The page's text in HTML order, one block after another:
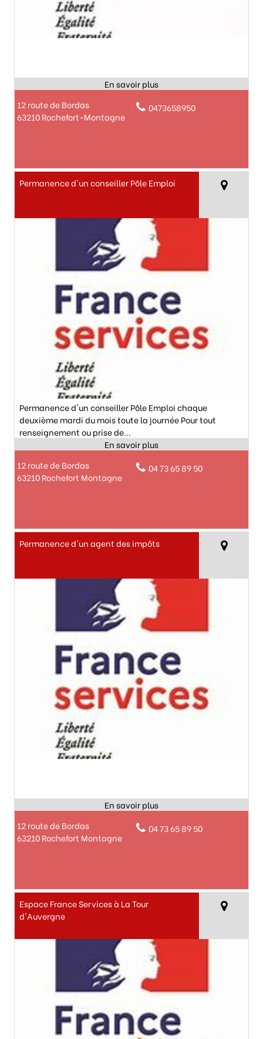
12 route de Bordas
63210 Rochefort-Montagne
0473658950
Permanence d'un conseiller Pôle Emploi
Permanence d'un conseiller Pôle Emploi chaque
deuxième mardi du mois toute la journée Pour tout
renseignement ou prise de...
12 route de Bordas
63210 Rochefort Montagne
04 73 65 89 50
Permanence d'un agent des impôts
12 route de Bordas
63210 Rochefort Montagne
04 73 65 89 50
Espace France Services à La Tour
d'Auvergne